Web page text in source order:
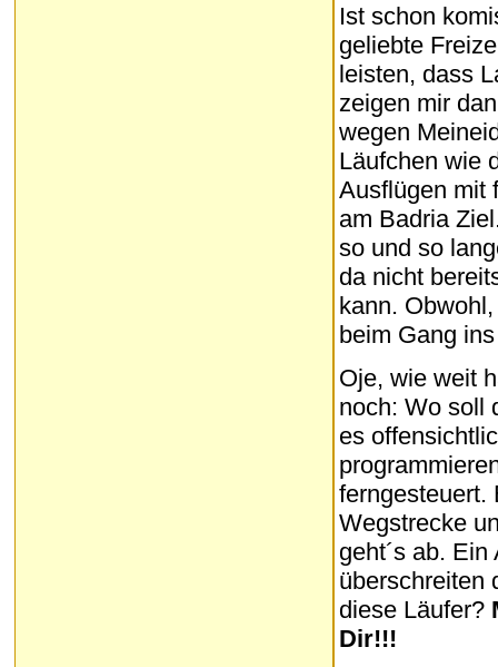
Ist schon
geliebte
leisten, dass
zeigen mir
wegen
Läufchen wie
Ausflügen mit
am Badria
so und so
da nicht
kann.
beim Gang
Oje, wie weit
noch: Wo soll
es
ferngesteuert.
Wegstrecke
geht´s ab.
überschreiten
diese Läufer?
Dir!!!